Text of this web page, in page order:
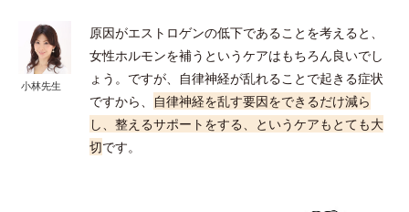
小林先生
原因がエストロゲンの低下であることを考えると、
女性ホルモンを補うというケアはもちろん良いでし
ょう。ですが、自律神経が乱れることで起きる症状
ですから、
自律神経を乱す要因をできるだけ減ら
し、整えるサポートをする、というケアもとても大
切です。